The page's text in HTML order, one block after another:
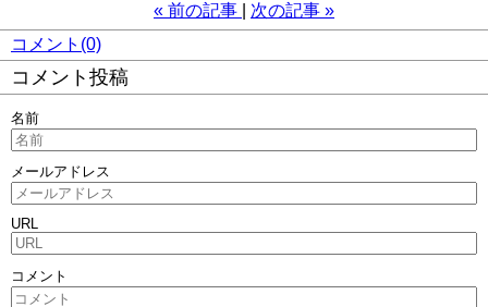
« 前の記事 次の記事 »
コメント(0)
コメント投稿
名前
メールアドレス
URL
コメント